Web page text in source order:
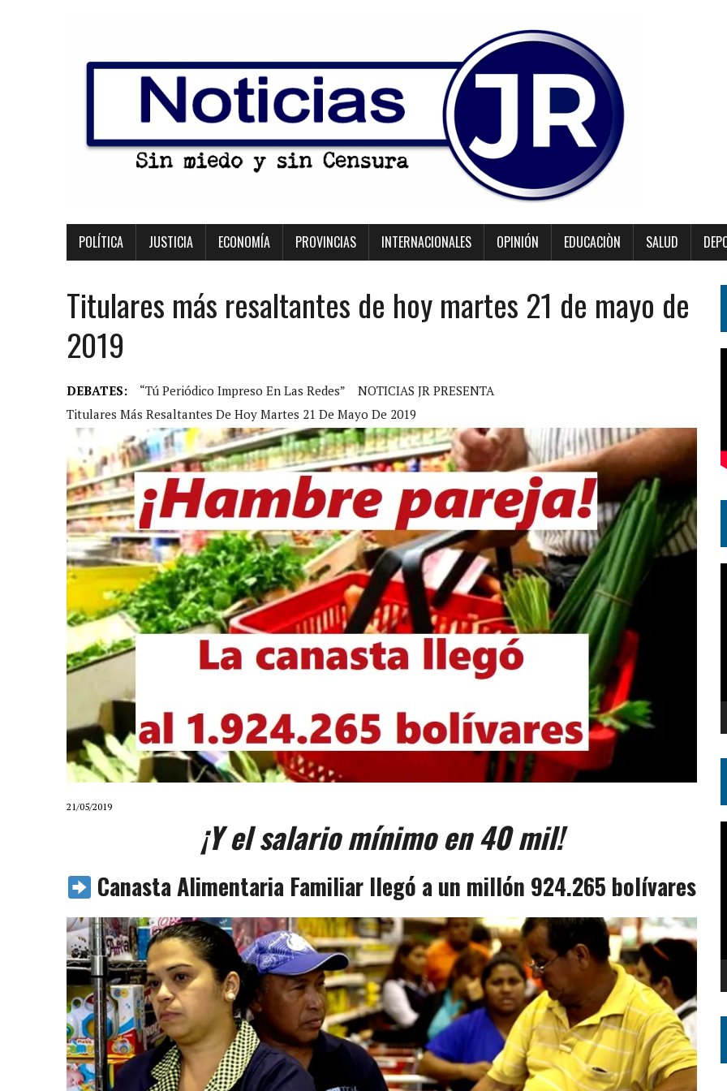
POLÍTICA JUSTICIA ECONOMÍA PROVINCIAS INTERNACIONALES OPINIÓN EDUCACIÒN SALUD
Titulares más resaltantes de hoy martes 21 de mayo de
2019
DEBATES: “Tú Periódico Impreso En Las Redes”
NOTICIAS JR PRESENTA
Titulares Más Resaltantes De Hoy Martes 21 De Mayo De 2019
21/05/2019
¡Y el salario mínimoen 40 mil!
Canasta Alimentaria Familiar llegó a un millón 924.265 bolívares